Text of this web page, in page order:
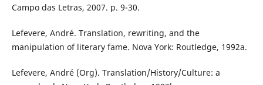
Campo das Letras, 2007. p. 9-30.
Lefevere, André. Translation, rewriting, and the
manipulation of literary fame. Nova York: Routledge, 1992a.
Lefevere, André (Org). Translation/History/Culture: a